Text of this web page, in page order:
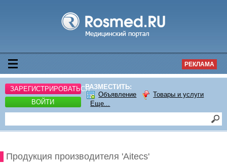
РЕКЛАМА
ЗАРЕГИСТРИРОВАТЬСЯ
ВОЙТИ
РАЗМЕСТИТЬ:
Объявление
Товары и услуги
Еще...
Продукция производителя 'Aitecs'